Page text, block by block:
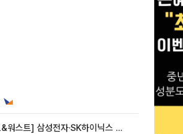
[베스트&워스트] 삼성전자·SK하이닉스 밀린 한 주…상상인증권은 85% 급등